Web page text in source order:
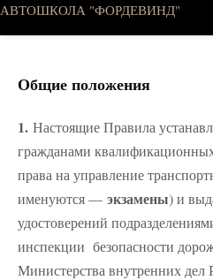
АВТОШКОЛА "ФОРДЕВИНД"
Общие положения
1. Настоящие Правила
гражданами
права на управление
именуются — экзамены) и
удостоверений
инспекции безопасности
Министерства внутренних дел